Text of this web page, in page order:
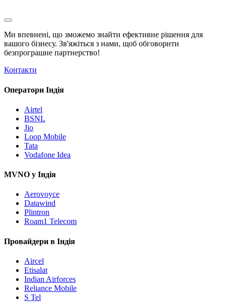
Ми впевнені, що зможемо знайти ефективне рішення для
вашого бізнесу. Зв'яжіться з нами, щоб обговорити
безпрограшне партнерство!
Контакти
Оператори Індія
Airtel
BSNL
Jio
Loop Mobile
Tata
Vodafone Idea
MVNO у Індія
Aerovoyce
Datawind
Plintron
Roam1 Telecom
Провайдери в Індія
Aircel
Etisalat
Indian Airforces
Reliance Mobile
S Tel